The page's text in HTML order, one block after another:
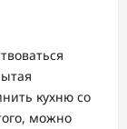
кухню со
можно